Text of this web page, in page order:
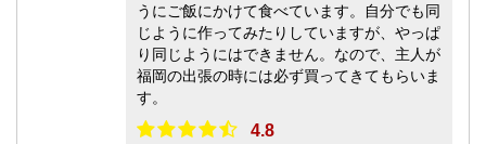
うにご飯にかけて食べています。自分でも同
じように作ってみたりしていますが、やっぱ
り同じようにはできません。なので、主人が
福岡の出張の時には必ず買ってきてもらいま
す。
4.8